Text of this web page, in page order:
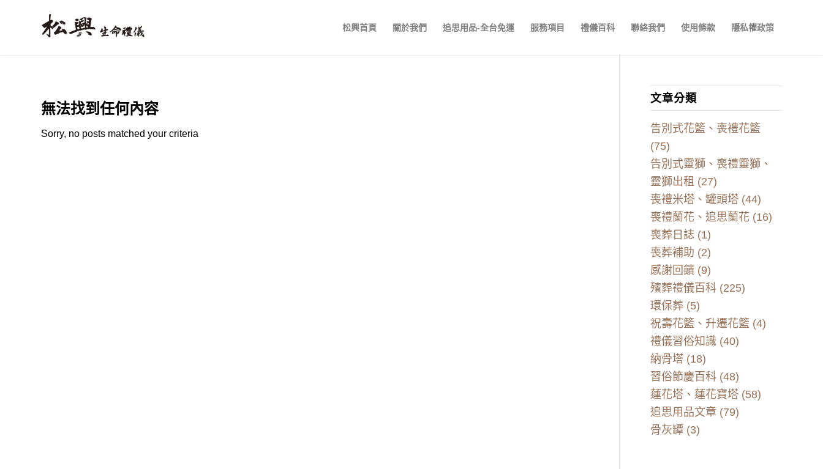
松興首頁 關於我們 追思用品-全台免運 服務項目 禮儀百科 聯絡我們 使用條款 隱私權政策
無法找到任何內容
Sorry, no posts matched your criteria
文章分類
告別式花籃、喪禮花籃
(75)
告別式靈獅、喪禮靈獅、
靈獅出租 (27)
喪禮米塔、罐頭塔 (44)
喪禮蘭花、追思蘭花(16)
喪葬日誌 (1)
喪葬補助 (2)
感謝回饋(9)
殯葬禮儀百科(225)
環保葬(5)
祝壽花籃、升遷花籃 (4)
禮儀習俗知識 (40)
納骨塔 (18)
習俗節慶百科(48)
蓮花塔、蓮花寶塔 (58)
追思用品文章 (79)
骨灰罈(3)